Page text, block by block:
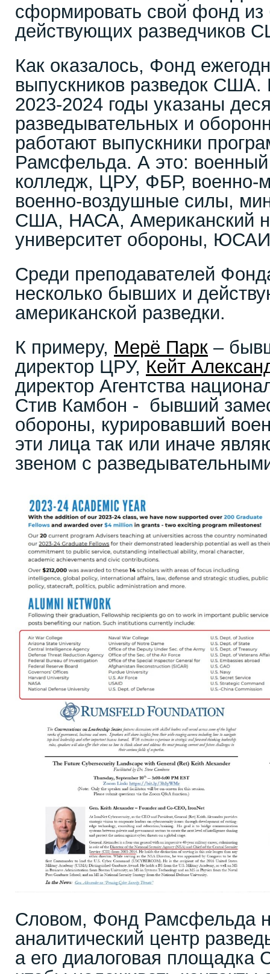
сформировать свой фонд
действующих разведчиков
Как оказалось, Фонд
выпускников разведок
2023-2024 годы указаны
разведывательных и
работают выпускники
Рамсфельда. А это:
колледж, ЦРУ, ФБР, военно-
военно-воздушные силы,
США, НАСА, Американский
университет обороны,
Среди преподавателей
несколько бывших и
американской разведки.
К примеру, Мерё Парк –
директор ЦРУ, Кейт
директор Агентства
Стив Камбон - бывший
обороны, курировавший
эти лица так или иначе
звеном с
Словом, Фонд Рамсфельда
аналитический центр
а его диалоговая